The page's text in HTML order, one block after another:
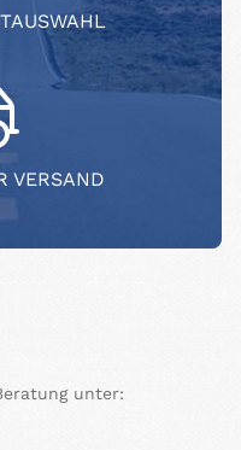
VERSAND
unter: